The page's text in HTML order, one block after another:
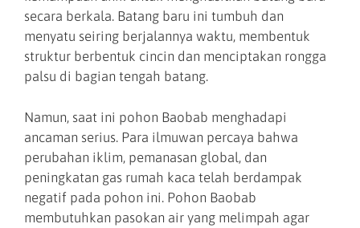
secara berkala. Batang baru ini tumbuh dan
menyatu seiring berjalannya waktu, membentuk
struktur berbentuk cincin dan menciptakan rongga
palsu di bagian tengah batang.
Namun, saat ini pohon Baobab menghadapi
ancaman serius. Para ilmuwan percaya bahwa
perubahan iklim, pemanasan global, dan
peningkatan gas rumah kaca telah berdampak
negatif pada pohon ini. Pohon Baobab
membutuhkan pasokan air yang melimpah agar